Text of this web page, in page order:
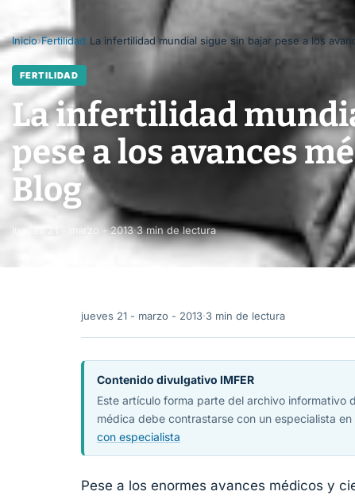
Inicio›Fertilidad La infertilidad mundial sigue sin bajar pese a los
FERTILIDAD
La infertilidad
pese a los avances
Blog
jueves 21 - marzo - 2013·3 min de lectura
jueves 21 - marzo - 2013·3 min de lectura
Contenido divulgativo IMFER
Este artículo forma parte del archivo informativo
médica debe contrastarse con un especialista
con especialista
Pese a los enormes avances médicos y